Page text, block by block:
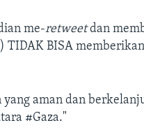
me-retweetdan
) TIDAK BISA
yang aman dan
#Gaza."